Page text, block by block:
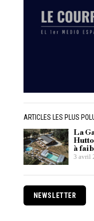
ARTICLES LES PLUS
La
à
3 avril
NEWSLETTER